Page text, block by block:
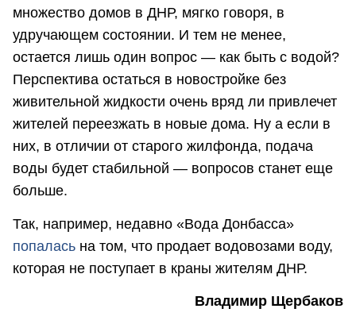
множество домов в ДНР, мягко говоря, в
удручающем состоянии. И тем не менее,
остается лишь один вопрос — как быть с водой?
Перспектива остаться в новостройке без
живительной жидкости очень вряд ли привлечет
жителей переезжать в новые дома. Ну а если в
них, в отличии от старого жилфонда, подача
воды будет стабильной — вопросов станет еще
больше.
Так, например, недавно «Вода Донбасса»
попалась на том, что продает водовозами воду,
которая не поступает в краны жителям ДНР.
Владимир Щербаков